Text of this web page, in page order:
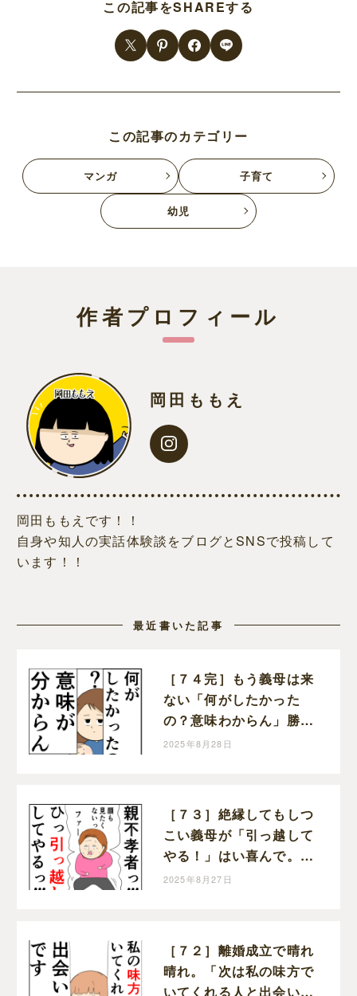
この記事をSHAREする
この記事のカテゴリー
マンガ 子育て
幼児
作者プロフィール
岡田ももえ
岡田ももえです！！
自身や知人の実話体験談をブログとSNSで投稿して
います！！
最近書いた記事
［７４完］もう義母は来
ない「何がしたかった
の？意味わからん」勝っ
た！クセ強義母に抗う嫁
2025年8月28日
［７３］絶縁してもしつ
こい義母が「引っ越して
やる！」はい喜んで。ク
セ強義母に抗う嫁達｜岡
2025年8月27日
［７２］離婚成立で晴れ
晴れ。「次は私の味方で
いてくれる人と出会いた